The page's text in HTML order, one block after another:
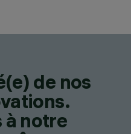
de nos
à notre